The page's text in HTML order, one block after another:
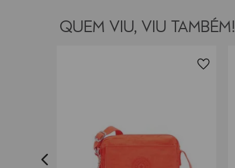
QUEM VIU, VIU TAMBÉM!